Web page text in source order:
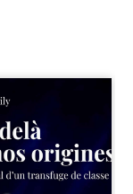
un milieu
où la
et les
fractures
tenaient
de destin,